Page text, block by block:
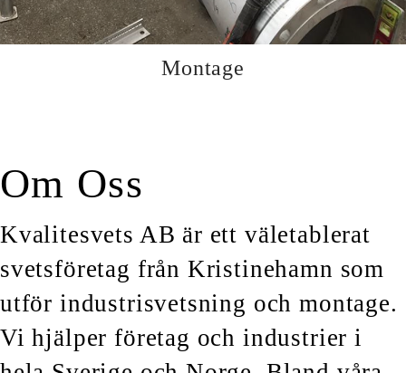
Montage
Om Oss
Kvalitesvets AB är ett väletablerat
svetsföretag från Kristinehamn som
utför industrisvetsning och montage.
Vi hjälper företag och industrier i